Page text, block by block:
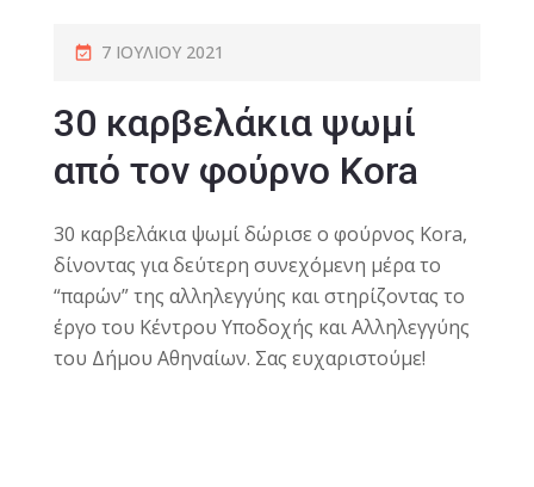
7 ΙΟΥΛΊΟΥ 2021
30 καρβελάκια ψωμί
από τον φούρνο Kora
30 καρβελάκια ψωμί δώρισε ο φούρνος Kora,
δίνοντας για δεύτερη συνεχόμενη μέρα το
“παρών” της αλληλεγγύης και στηρίζοντας το
έργο του Κέντρου Υποδοχής και Αλληλεγγύης
του Δήμου Αθηναίων. Σας ευχαριστούμε!